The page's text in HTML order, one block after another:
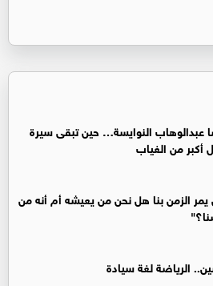
عبدالوهاب النوايسة… حين تبقى سيرة
أكبر من الغياب
الزمن بنا هل نحن من يعيشه أم أنه من
الرياضة لغة سيادة